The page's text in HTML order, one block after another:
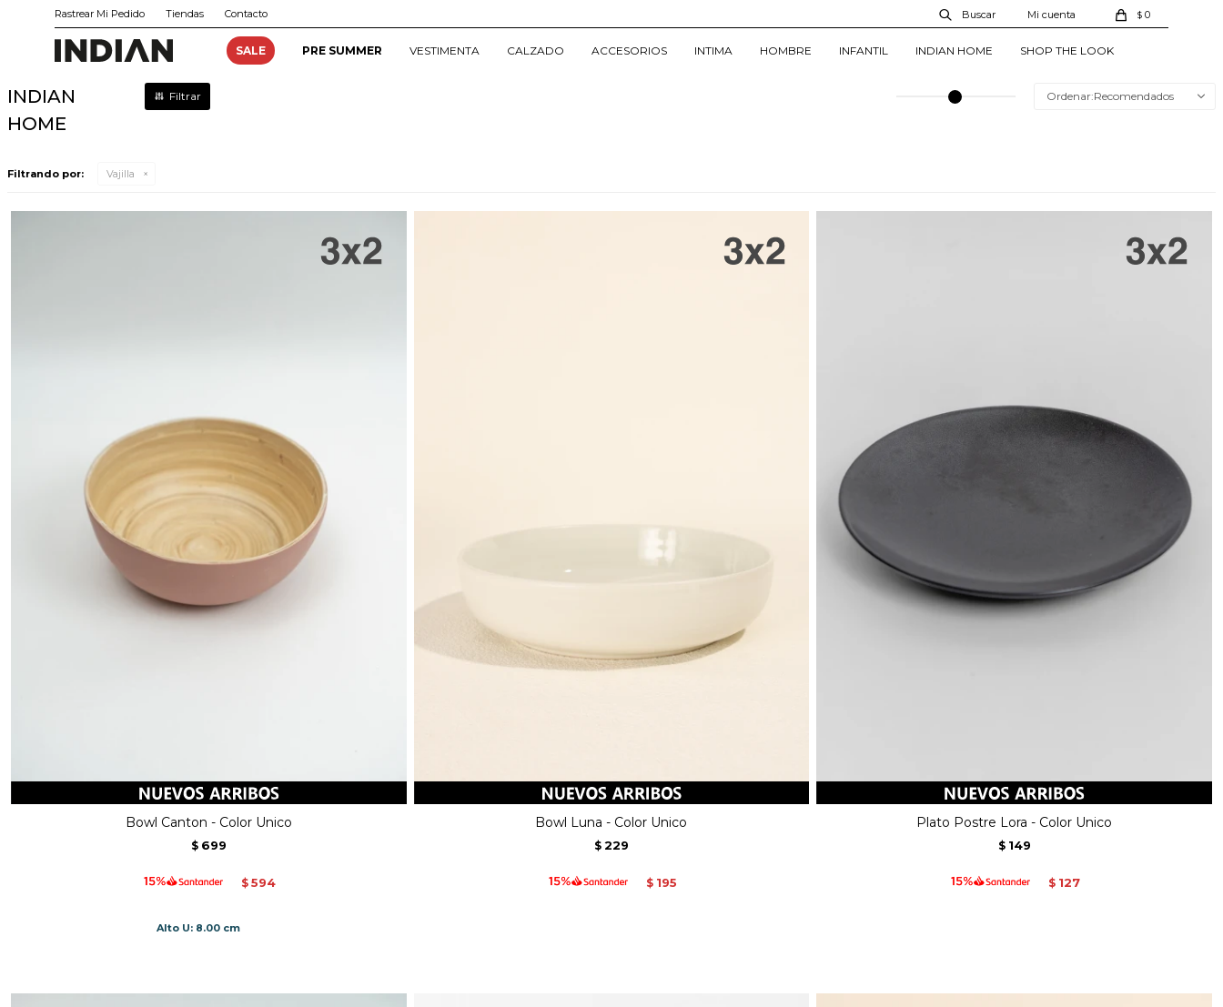
SALE PRE SUMMER VESTIMENTA CALZADO ACCESORIOS INTIMA HOMBRE INFANTIL INDIAN HOME SHOP THE LOOK
$ 0
Rastrear Mi Pedido Tiendas Contacto
INDIAN
HOME
Recomendados
Filtrando por: Vajilla
Bowl Canton - Color Unico
$ 699
$ 594
Alto U: 8.00 cm
Bowl Luna - Color Unico
$ 229
$ 195
Plato Postre Lora - Color Unico
$ 149
$ 127